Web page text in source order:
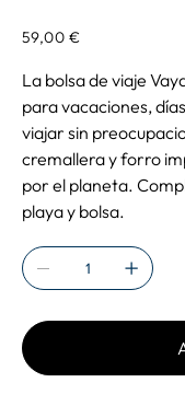
Precio
59,00 €
La bolsa de viaje
para vacaciones,
viajar sin
cremallera y forro
por el planeta.
playa y bolsa.